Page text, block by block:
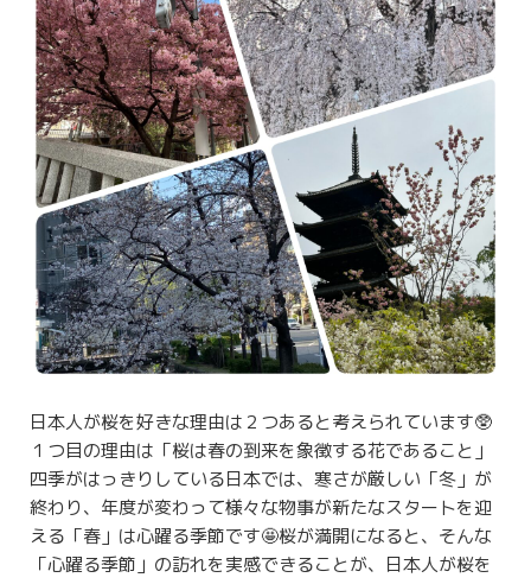
日本人が桜を好きな理由は２つあると考えられています🥸
１つ目の理由は「桜は春の到来を象徴する花であること」
四季がはっきりしている日本では、寒さが厳しい「冬」が
終わり、年度が変わって様々な物事が新たなスタートを迎
える「春」は心躍る季節です🤩桜が満開になると、そんな
「心躍る季節」の訪れを実感できることが、日本人が桜を